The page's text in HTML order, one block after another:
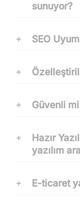
sunuyor?
SEO
Güvenli
Hazır
yazılım
E-ticaret